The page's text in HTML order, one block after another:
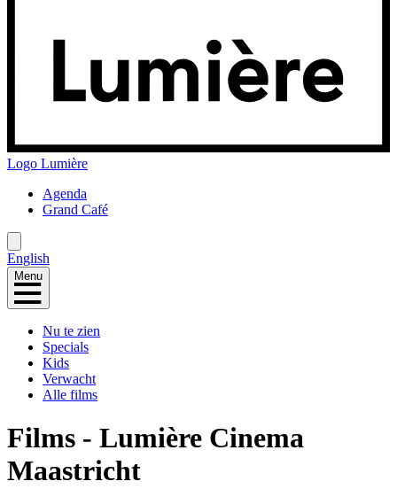
Logo Lumière
Agenda
Grand Café
English
Menu
Nu te zien
Specials
Kids
Verwacht
Alle films
Films - Lumière Cinema
Maastricht